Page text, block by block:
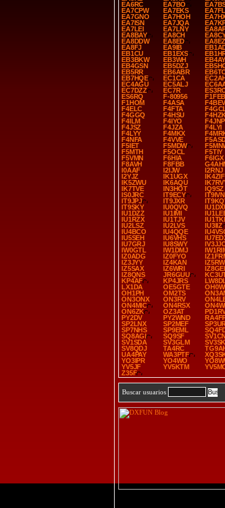
EA6RC
EA7BO
EA7CPW
EA7EKS
EA7GNO
EA7HOH
EA7ISN
EA7JQA
EA7LEI
EA7LNY
EA8BAY
EA8CH
EA8DDW
EA8ED
EA8FJ
EA9IB
EB1CU
EB1EXS
EB3BKW
EB3WH
EB4GSN
EB5DZJ
EB5RR
EB6ABR
EB7HQE
EC1CA
EC4AGU
EC5ALJ
EC7DZZ
EC7R
ES6RQ
F-80956
F1FEB
F1HOM
F4ASA
F4BEV
F4ELC
F4FTA
F4GGQ
F4HSU
F4ILM
F4IYO
F4JNP
F4JSZ
F4JZA
F4LYI
F4LYY
F4MKX
F4NFA
F4VVE
F5IET
F5MDW
F5MTH
F5OCL
F5TIY
F5VMN
F6HIA
F6IGX
F8AVH
F8FBB
I0AAF
I2IJW
I2RNJ
I2YJZ
IK1UGX
IK4ZIF
IK5ZWU
IK6AQU
IK7TVE
IN3HOT
IQ9SZ
IS0JRC
IT9ECY
IT9IVN
IT9JPJ
IT9JXR
IT9SKY
IU0QVQ
IU1DZZ
IU1IMI
IU1RZX
IU1TJV
IU2LSZ
IU2LVS
IU3IIZ
IU4BCO
IU4QQE
IU5SEH
IU6VHS
IU7GRJ
IU8SWY
IW0GTL
IW1DMJ
IZ0ADG
IZ0FYO
IZ3JYY
IZ4KAN
IZ5SAX
IZ6WRI
IZ8QNS
JR6GUU
KP4AF
KP4JRS
LX1DA
OE5GTE
OH1PH
OM2TS
ON3ONX
ON3RV
ON4MIC
ON4RSX
ON6ZK
OZ3AT
PY2DV
PY2WND
SP2LNX
SP2MEF
SP7NHS
SP9EML
SQ8AGI
SQ9SF
SV1SDA
SV3GLM
SV8QDJ
TA4RC
UA4PAY
WA3PTF
YO3IPR
YO4WO
YV5JF
YV5KTM
Z35F
Buscar usuarios